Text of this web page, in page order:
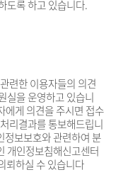
도록 하고 있습니다.
련한 이용자들의 의견
실을 운영하고 있습니
에게 의견을 주시면 접수
리결과를 통보해드립니
보보호와 관련하여 분
개인정보침해신고센터
하실 수 있습니다